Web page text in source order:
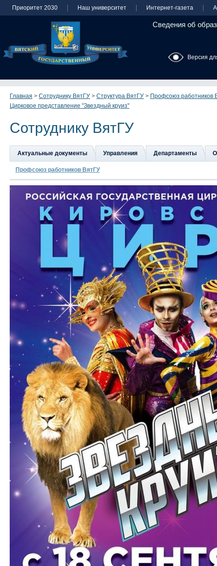
Приоритет 2030 Наш университет Интернет-газета
Сведения об
Версия
Главная > Сотруднику ВятГУ > Структура ВятГУ > Профсоюз работников
Цирковое представление "Звездный круиз"
Сотруднику ВятГУ
Актуальные документы Управления Департаменты
Профсоюз работников ВятГУ